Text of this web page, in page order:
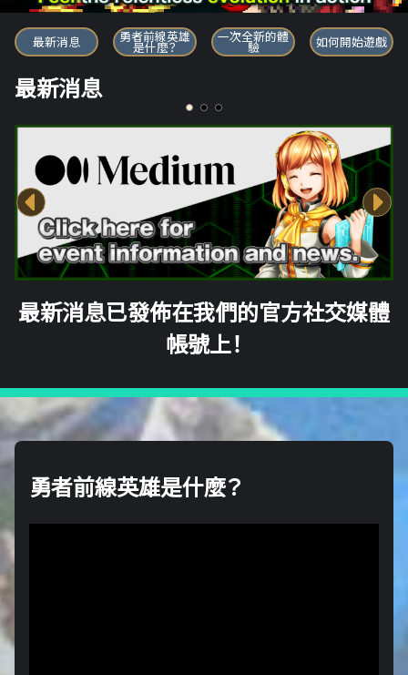
勇者前線英雄
最新消息 勇者前線英雄
是什麼？
一次全新的體
驗 如何開始遊戲
最新消息
最新消息已發佈在我們的官方社交媒體
帳號上！
勇者前線英雄是什麼？